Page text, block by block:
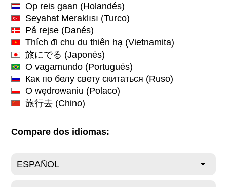
Op reis gaan (Holandés)
Seyahat Meraklısı (Turco)
På rejse (Danés)
Thích đi chu du thiên hạ (Vietnamita)
旅にでる (Japonés)
O vagamundo (Portugués)
Как по белу свету скитаться (Ruso)
O wędrowaniu (Polaco)
旅行去 (Chino)
Compare dos idiomas: